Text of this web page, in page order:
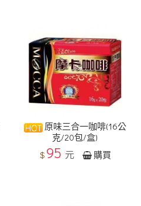
原味三合一咖啡(16公
克/20包/盒)
$ 95 元 購買